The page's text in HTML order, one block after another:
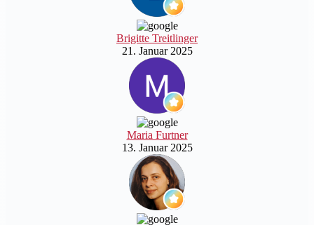
Brigitte Treitlinger
21. Januar 2025
Maria Furtner
13. Januar 2025